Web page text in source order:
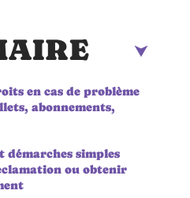
en cas de problème
abonnements,
démarches simples
ou obtenir